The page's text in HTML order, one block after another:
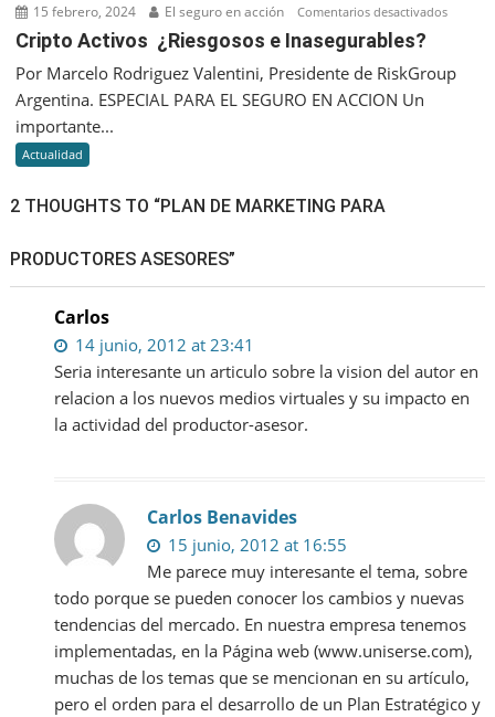
y
de
15 febrero, 2024 El seguro en acción Comentarios desactivadosen
Cripto Activos ¿Riesgosos e Inasegurables?
Por Marcelo Rodriguez Valentini, Presidente de RiskGroup
Argentina. ESPECIAL PARA EL SEGURO EN ACCION Un
importante...
Actualidad
2 THOUGHTS TO “PLAN DE MARKETING PARA
PRODUCTORES ASESORES”
Carlos
14 junio, 2012 at 23:41
Seria interesante un articulo sobre la vision del autor en
relacion a los nuevos medios virtuales y su impacto en
la actividad del productor-asesor.
Carlos Benavides
15 junio, 2012 at 16:55
Me parece muy interesante el tema, sobre
todo porque se pueden conocer los cambios y nuevas
tendencias del mercado. En nuestra empresa tenemos
implementadas, en la Página web (www.uniserse.com),
muchas de los temas que se mencionan en su artículo,
pero el orden para el desarrollo de un Plan Estratégico y